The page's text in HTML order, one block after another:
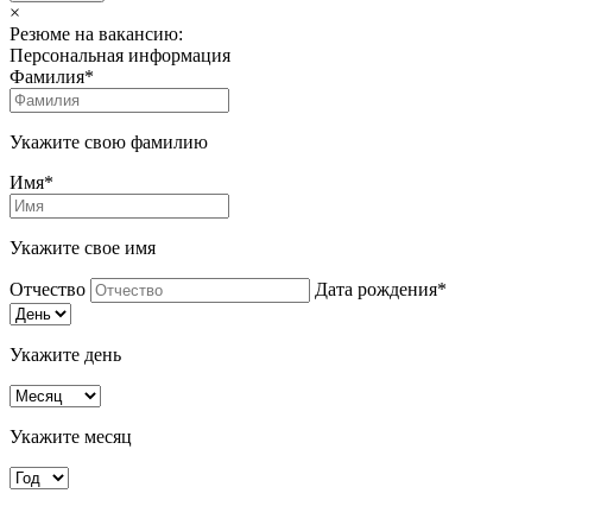
×
Резюме на вакансию:
Персональная информация
Фамилия*
Укажите свою фамилию
Имя*
Укажите свое имя
Отчество Дата рождения*
Укажите день
Укажите месяц